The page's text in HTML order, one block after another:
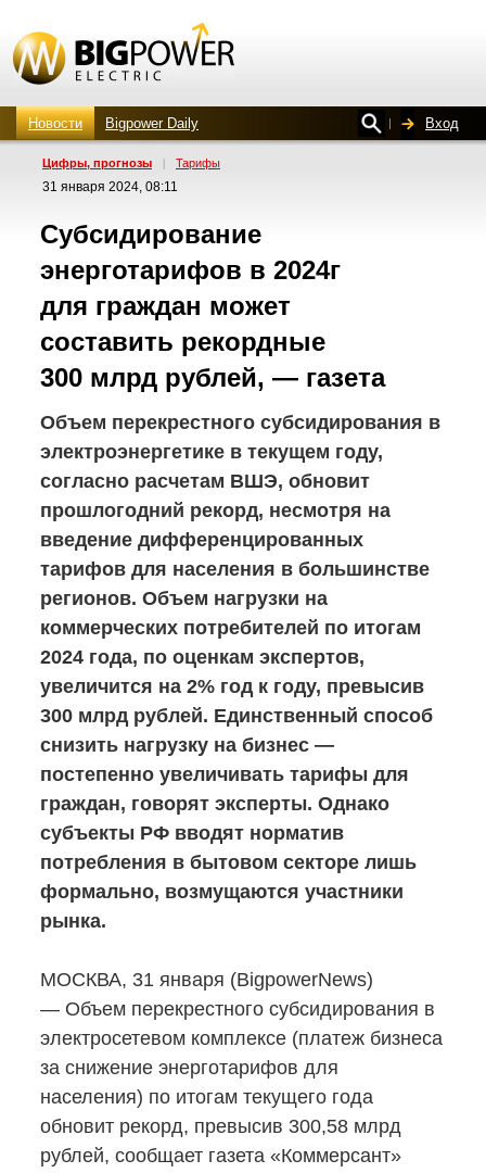
Новости Bigpower Daily Вход
Цифры, прогнозы | Тарифы
31 января 2024, 08:11
Субсидирование
энерготарифов в 2024г
для граждан может
составить рекордные
300 млрд рублей, — газета
Объем перекрестного субсидирования в
электроэнергетике в текущем году,
согласно расчетам ВШЭ, обновит
прошлогодний рекорд, несмотря на
введение дифференцированных
тарифов для населения в большинстве
регионов. Объем нагрузки на
коммерческих потребителей по итогам
2024 года, по оценкам экспертов,
увеличится на 2% год к году, превысив
300 млрд рублей. Единственный способ
снизить нагрузку на бизнес —
постепенно увеличивать тарифы для
граждан, говорят эксперты. Однако
субъекты РФ вводят норматив
потребления в бытовом секторе лишь
формально, возмущаются участники
рынка.
МОСКВА, 31 января (BigpowerNews)
— Объем перекрестного субсидирования в
электросетевом комплексе (платеж бизнеса
за снижение энерготарифов для
населения) по итогам текущего года
обновит рекорд, превысив 300,58 млрд
рублей, сообщает газета «Коммерсант»